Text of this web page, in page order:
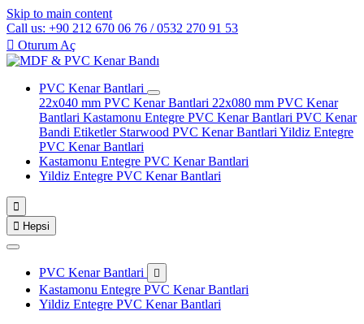
Skip to main content
Call us: +90 212 670 06 76 / 0532 270 91 53
 Oturum Aç
PVC Kenar Bantlari
22x040 mm PVC Kenar Bantlari 22x080 mm PVC Kenar
Bantlari Kastamonu Entegre PVC Kenar Bantlari PVC Kenar
Bandi Etiketler Starwood PVC Kenar Bantlari Yildiz Entegre
PVC Kenar Bantlari
Kastamonu Entegre PVC Kenar Bantlari
Yildiz Entegre PVC Kenar Bantlari

 Hepsi
PVC Kenar Bantlari 
Kastamonu Entegre PVC Kenar Bantlari
Yildiz Entegre PVC Kenar Bantlari